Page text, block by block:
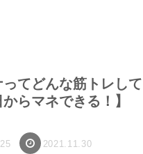
ってどんな筋トレし
らマネできる！】
2021.11.30